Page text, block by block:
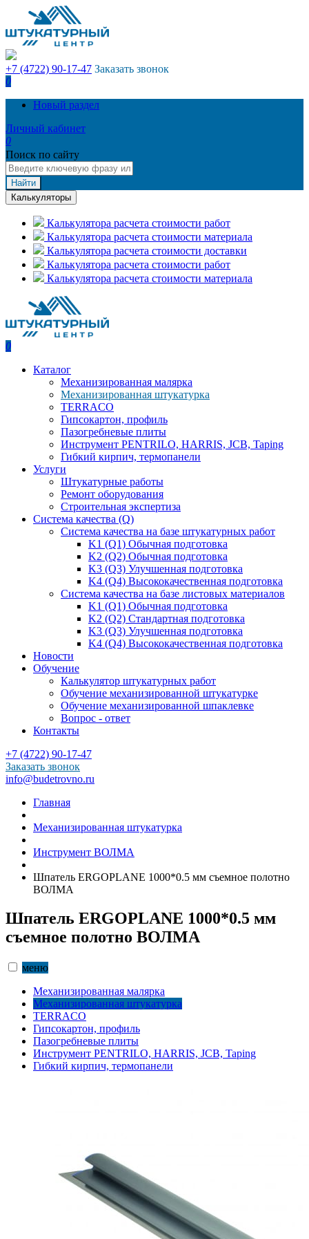
+7 (4722) 90-17-47 Заказать звонок
0
Новый раздел
Личный кабинет
0
Поиск по сайту
Найти
Калькуляторы
Калькулятора расчета стоимости работ
Калькулятора расчета стоимости материала
Калькулятора расчета стоимости доставки
Калькулятора расчета стоимости работ
Калькулятора расчета стоимости материала
0
Каталог
Механизированная малярка
Механизированная штукатурка
TERRACO
Гипсокартон, профиль
Пазогребневые плиты
Инструмент PENTRILO, HARRIS, JCB, Taping
Гибкий кирпич, термопанели
Услуги
Штукатурные работы
Ремонт оборудования
Строительная экспертиза
Система качества (Q)
Система качества на базе штукатурных работ
K1 (Q1) Обычная подготовка
K2 (Q2) Обычная подготовка
K3 (Q3) Улучшенная подготовка
K4 (Q4) Высококачественная подготовка
Система качества на базе листовых материалов
K1 (Q1) Обычная подготовка
K2 (Q2) Стандартная подготовка
K3 (Q3) Улучшенная подготовка
K4 (Q4) Высококачественная подготовка
Новости
Обучение
Калькулятор штукатурных работ
Обучение механизированной штукатурке
Обучение механизированной шпаклевке
Вопрос - ответ
Контакты
+7 (4722) 90-17-47
Заказать звонок
info@budetrovno.ru
Главная
Механизированная штукатурка
Инструмент ВОЛМА
Шпатель ERGOPLANE 1000*0.5 мм съемное полотно
ВОЛМА
Шпатель ERGOPLANE 1000*0.5 мм
съемное полотно ВОЛМА
меню
Механизированная малярка
Механизированная штукатурка
TERRACO
Гипсокартон, профиль
Пазогребневые плиты
Инструмент PENTRILO, HARRIS, JCB, Taping
Гибкий кирпич, термопанели